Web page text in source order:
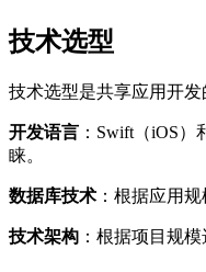
技术选型
技术选型是共享应用开
开发语言 ：Swift（iOS
睐。
数据库技术 ：根据应用
技术架构 ：根据项目规